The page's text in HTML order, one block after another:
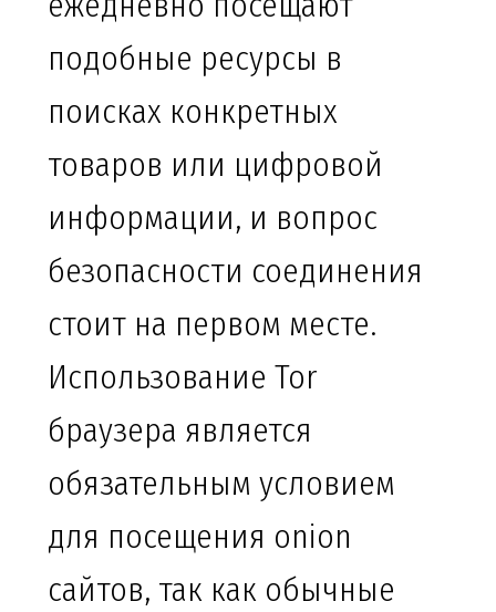
подобные ресурсы в
поисках конкретных
товаров или цифровой
информации, и вопрос
безопасности соединения
стоит на первом месте.
Использование Tor
браузера является
обязательным условием
для посещения onion
сайтов, так как обычные